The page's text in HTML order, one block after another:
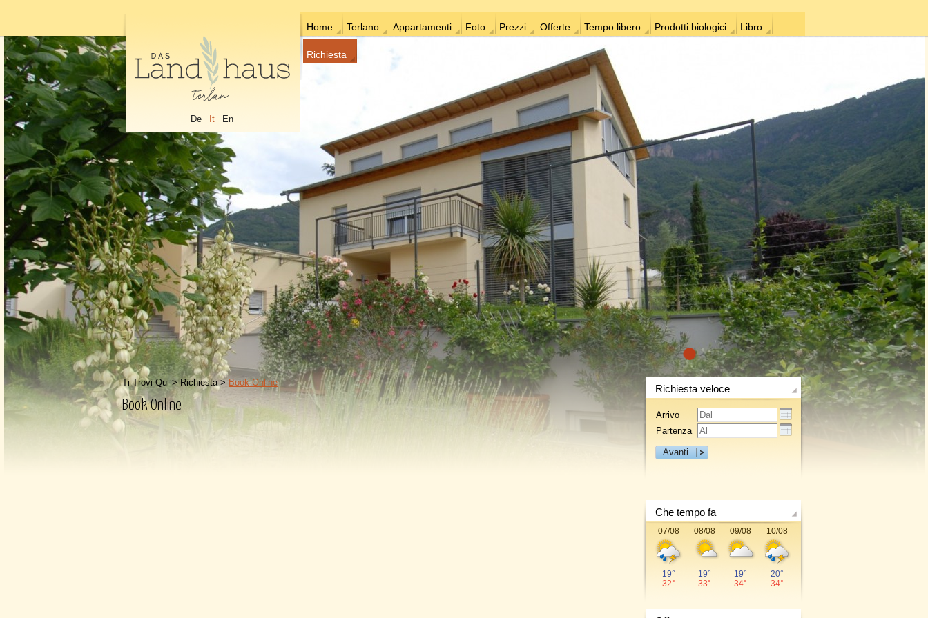
De It En
Home Terlano Appartamenti Foto Prezzi Offerte Tempo libero Prodotti biologici Libro
Richiesta
Ti Trovi Qui >Richiesta> Book Online
Book Online
Richiesta veloce
Arrivo
Partenza
Avanti
Che tempo fa
07/08
19°
32°
08/08
19°
33°
09/08
19°
34°
10/08
20°
34°